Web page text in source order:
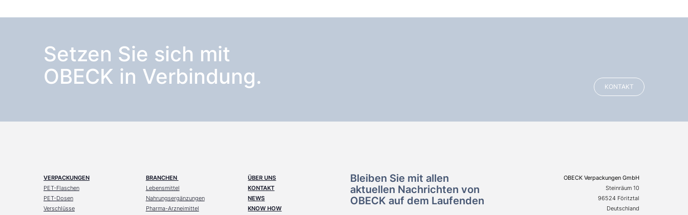
Setzen Sie sich mit
OBECK in Verbindung.
KONTAKT
VERPACKUNGEN
PET-Flaschen
PET-Dosen
Verschlüsse
BRANCHEN
Lebensmittel
Nahrungsergänzungen
Pharma-Arzneimittel
ÜBER UNS
KONTAKT
NEWS
KNOW HOW
Bleiben Sie mit allen
aktuellen Nachrichten von
OBECK auf dem Laufenden
OBECK Verpackungen GmbH
Steinräum 10
96524 Föritztal
Deutschland